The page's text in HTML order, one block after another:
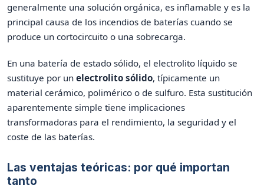
generalmente una solución orgánica, es inflamable y es la
principal causa de los incendios de baterías cuando se
produce un cortocircuito o una sobrecarga.
En una batería de estado sólido, el electrolito líquido se
sustituye por un electrolito sólido, típicamente un
material cerámico, polimérico o de sulfuro. Esta sustitución
aparentemente simple tiene implicaciones
transformadoras para el rendimiento, la seguridad y el
coste de las baterías.
Las ventajas teóricas: por qué importan
tanto